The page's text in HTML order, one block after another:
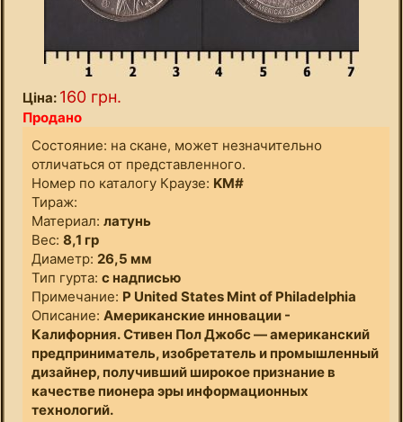
Ціна: 160 грн.
Продано
Состояние: на скане, может незначительно
отличаться от представленного.
Номер по каталогу Краузе: KM#
Тираж:
Материал: латунь
Вес: 8,1 гр
Диаметр: 26,5 мм
Тип гурта: с надписью
Примечание: P United States Mint of Philadelphia
Описание: Американские инновации -
Калифорния. Стивен Пол Джобс — американский
предприниматель, изобретатель и промышленный
дизайнер, получивший широкое признание в
качестве пионера эры информационных
технологий.